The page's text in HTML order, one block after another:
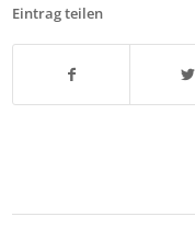
Eintrag teilen